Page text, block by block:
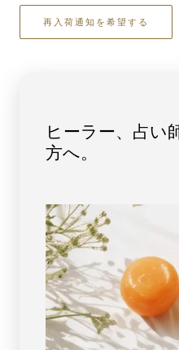
レ
ス
レ
No.4
現
物・
一
点
物
パ
ワ
レ
ス
レ
No.4
点
物
]
パ
ワ
再入荷通知を希望する
ヒーラー、占い
方へ。